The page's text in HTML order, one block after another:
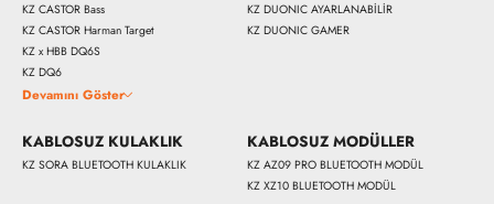
KZ CASTOR Bass
KZ CASTOR Harman Target
KZ x HBB DQ6S
KZ DQ6
Devamını Göster
KZ DUONIC AYARLANABİLİR
KZ DUONIC GAMER
KABLOSUZ KULAKLIK
KZ SORA BLUETOOTH KULAKLIK
KABLOSUZ MODÜLLER
KZ AZ09 PRO BLUETOOTH MODÜL
KZ XZ10 BLUETOOTH MODÜL